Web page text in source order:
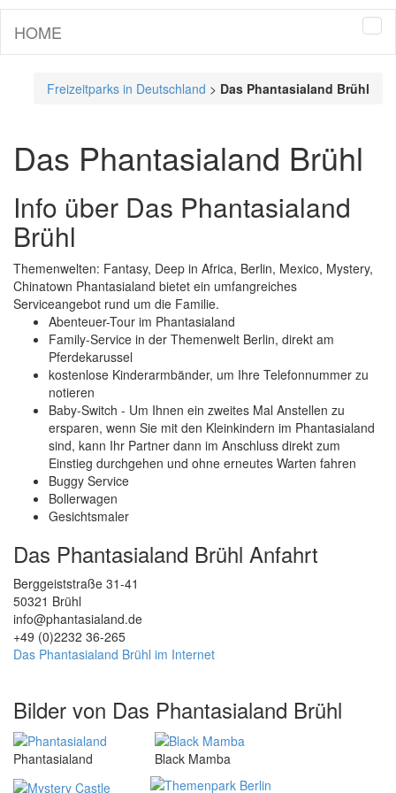
HOME
Freizeitparks in Deutschland > Das Phantasialand Brühl
Das Phantasialand Brühl
Info über Das Phantasialand
Brühl
Themenwelten: Fantasy, Deep in Africa, Berlin, Mexico, Mystery,
Chinatown Phantasialand bietet ein umfangreiches
Serviceangebot rund um die Familie.
Abenteuer-Tour im Phantasialand
Family-Service in der Themenwelt Berlin, direkt am
Pferdekarussel
kostenlose Kinderarmbänder, um Ihre Telefonnummer zu
notieren
Baby-Switch - Um Ihnen ein zweites Mal Anstellen zu
ersparen, wenn Sie mit den Kleinkindern im Phantasialand
sind, kann Ihr Partner dann im Anschluss direkt zum
Einstieg durchgehen und ohne erneutes Warten fahren
Buggy Service
Bollerwagen
Gesichtsmaler
Das Phantasialand Brühl Anfahrt
Berggeiststraße 31-41
50321 Brühl
info@phantasialand.de
+49 (0)2232 36-265
Das Phantasialand Brühl im Internet
Bilder von Das Phantasialand Brühl
Phantasialand Black Mamba